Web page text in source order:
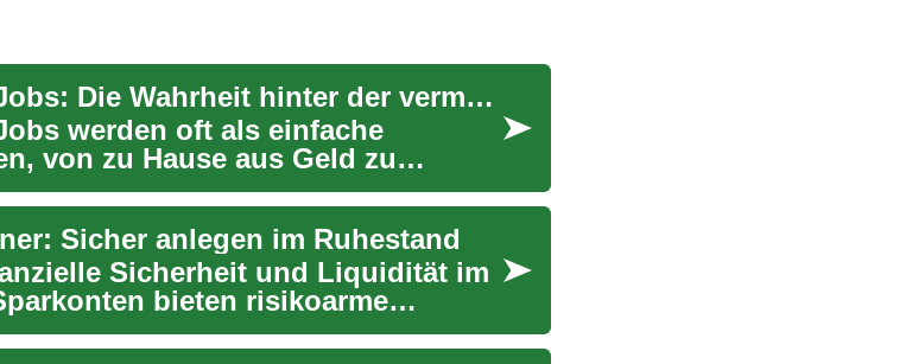
Briefumschlag-Füll-Jobs: Die Wahrheit hinter der vermeintlichen Heimarbeit
werden oft als einfache
von zu Hause aus Geld zu
Sicher anlegen im Ruhestand
Sicherheit und Liquidität im
bieten risikoarme